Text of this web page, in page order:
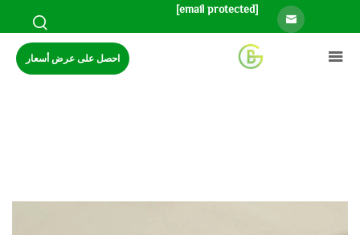
[email protected]
احصل على عرض أسعار